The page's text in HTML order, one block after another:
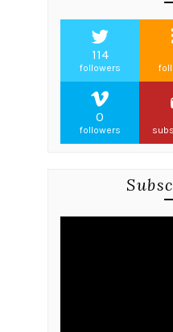
114
followers
0
followers